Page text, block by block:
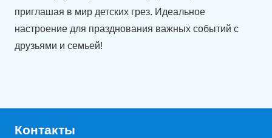
приглашая в мир детских грез. Идеальное
настроение для празднования важных событий с
друзьями и семьей!
Контакты